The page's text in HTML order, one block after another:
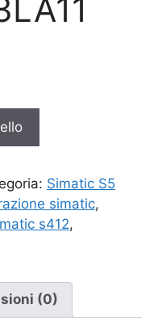
Simatic S5
simatic,
s412,
(0)